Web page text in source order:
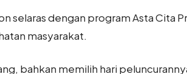
selaras dengan program Asta Cita
masyarakat.
bahkan memilih hari